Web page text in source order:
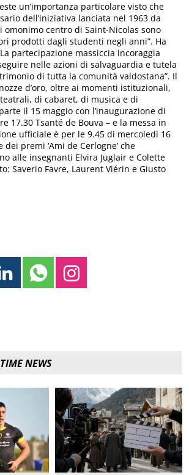
un’importanza particolare visto che
dell’iniziativa lanciata nel 1963 da
omonimo centro di Saint-Nicolas sono
prodotti dagli studenti negli anni”. Ha
partecipazione massiccia incoraggia
nelle azioni di salvaguardia e tutela
di tutta la comunità valdostana”. Il
d’oro, oltre ai momenti istituzionali,
di cabaret, di musica e di
il 15 maggio con l’inaugurazione di
17.30 Tsanté de Bouva – e la messa in
ufficiale è per le 9.45 di mercoledì 16
premi ‘Ami de Cerlogne’ che
alle insegnanti Elvira Juglair e Colette
Saverio Favre, Laurent Viérin e Giusto
NEWS